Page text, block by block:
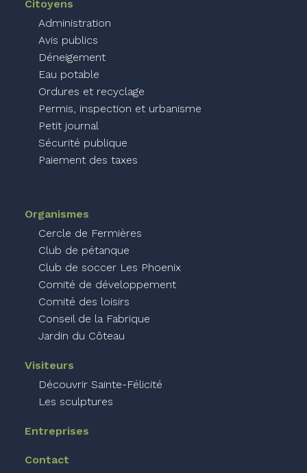
Citoyens
Administration
Avis publics
Déneigement
Eau potable
Ordures et recyclage
Permis, inspection et urbanisme
Petit journal
Sécurité publique
Paiement des taxes
Organismes
Cercle de Fermières
Club de pétanque
Club de soccer Les Phoenix
Comité de développement
Comité des loisirs
Conseil de la Fabrique
Jardin du Côteau
Visiteurs
Découvrir Sainte-Félicité
Les sculptures
Entreprises
Contact